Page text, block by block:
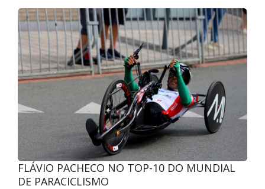
FLÁVIO PACHECO NO TOP-10 DO MUNDIAL
DE PARACICLISMO